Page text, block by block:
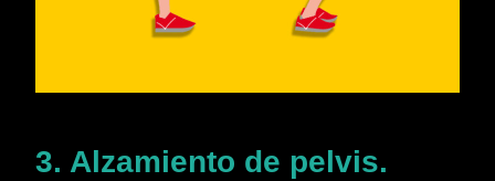
3. Alzamiento de pelvis.